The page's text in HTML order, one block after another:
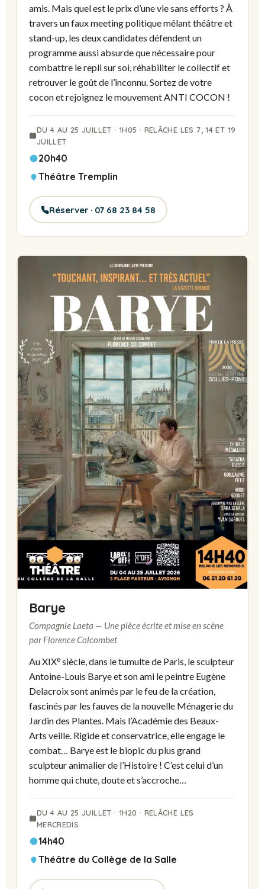
amis. Mais quel est le prix d’une vie sans efforts ? À
travers un faux meeting politique mêlant théâtre et
stand-up, les deux candidates défendent un
programme aussi absurde que nécessaire pour
combattre le repli sur soi, réhabiliter le collectif et
retrouver le goût de l’inconnu. Sortez de votre
cocon et rejoignez le mouvement ANTI COCON !
DU 4 AU 25 JUILLET · 1H05 · RELÂCHE LES 7, 14 ET 19
JUILLET
20h40
Théâtre Tremplin
Réserver · 07 68 23 84 58
Barye
Compagnie Laeta — Une pièce écrite et mise en scène
par Florence Colcombet
Au XIXᵉ siècle, dans le tumulte de Paris, le sculpteur
Antoine-Louis Barye et son ami le peintre Eugène
Delacroix sont animés par le feu de la création,
fascinés par les fauves de la nouvelle Ménagerie du
Jardin des Plantes. Mais l’Académie des Beaux-
Arts veille. Rigide et conservatrice, elle engage le
combat… Barye est le biopic du plus grand
sculpteur animalier de l’Histoire ! C’est celui d’un
homme qui chute, doute et s’accroche…
DU 4 AU 25 JUILLET · 1H20 · RELÂCHE LES
MERCREDIS
14h40
Théâtre du Collège de la Salle